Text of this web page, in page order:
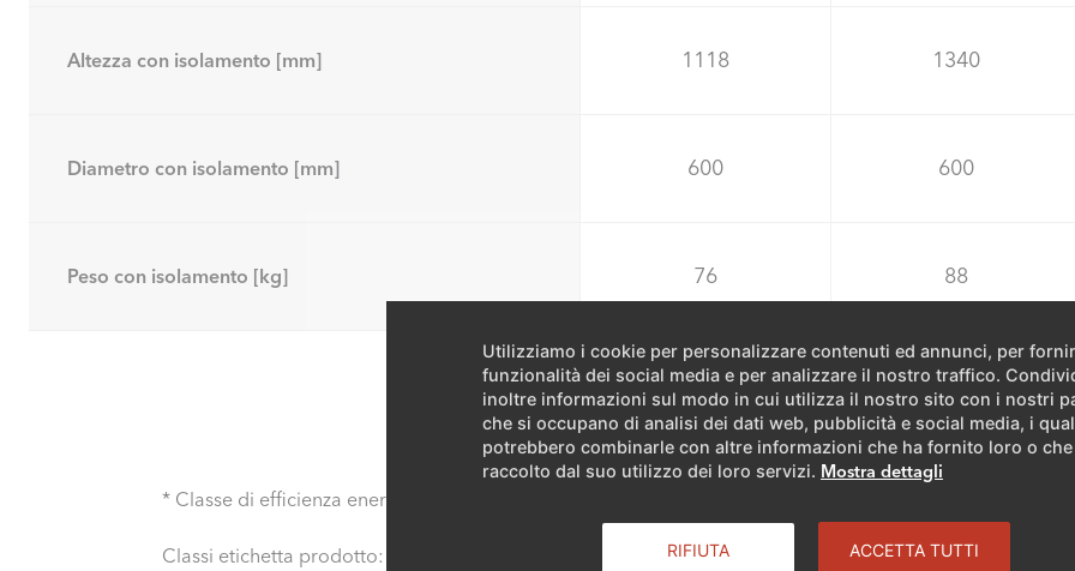
Utilizziamo i cookie per personalizzare contenuti ed annunci, per
funzionalità dei social media e per analizzare il nostro traffico.
inoltre informazioni sul modo in cui utilizza il nostro sito con i nostri
che si occupano di analisi dei dati web, pubblicità e social media, i
potrebbero combinarle con altre informazioni che ha fornito loro o
raccolto dal suo utilizzo dei loro servizi. Mostra dettagli
RIFIUTA ACCETTA TUTTI
Altezza con isolamento [mm] 1118 1340
Diametro con isolamento [mm] 600 600
Peso con isolamento [kg] 76 88
* Classe di efficienza energetica: accumulatore ACS conforme al Regolamento (UE) n. 811/2013
Classi etichetta prodotto: da A+ a F